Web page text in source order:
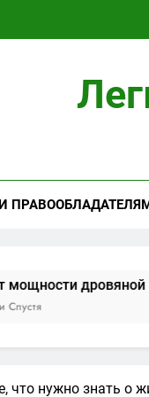
Виртуальная
Как проходит
печи для
нужно знать о